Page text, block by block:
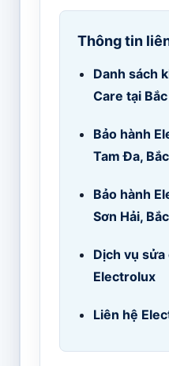
Thông tin
Danh sách
Care tại
Bảo hành
Tam Đa,
Bảo hành
Sơn Hải,
Dịch vụ
Electrolux
Liên hệ